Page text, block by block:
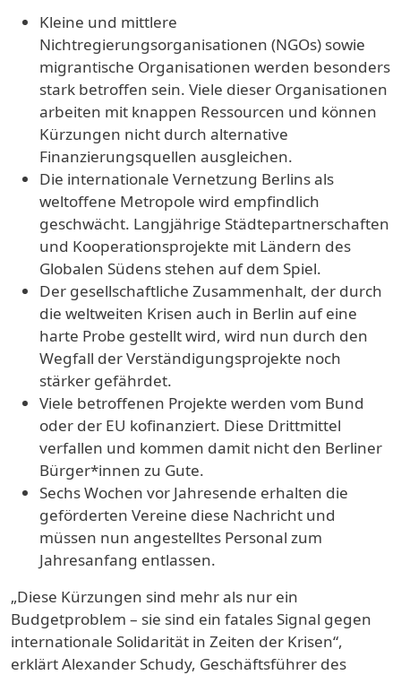
Kleine und mittlere
Nichtregierungsorganisationen (NGOs) sowie
migrantische Organisationen werden besonders
stark betroffen sein. Viele dieser Organisationen
arbeiten mit knappen Ressourcen und können
Kürzungen nicht durch alternative
Finanzierungsquellen ausgleichen.
Die internationale Vernetzung Berlins als
weltoffene Metropole wird empfindlich
geschwächt. Langjährige Städtepartnerschaften
und Kooperationsprojekte mit Ländern des
Globalen Südens stehen auf dem Spiel.
Der gesellschaftliche Zusammenhalt, der durch
die weltweiten Krisen auch in Berlin auf eine
harte Probe gestellt wird, wird nun durch den
Wegfall der Verständigungsprojekte noch
stärker gefährdet.
Viele betroffenen Projekte werden vom Bund
oder der EU kofinanziert. Diese Drittmittel
verfallen und kommen damit nicht den Berliner
Bürger*innen zu Gute.
Sechs Wochen vor Jahresende erhalten die
geförderten Vereine diese Nachricht und
müssen nun angestelltes Personal zum
Jahresanfang entlassen.
„Diese Kürzungen sind mehr als nur ein
Budgetproblem – sie sind ein fatales Signal gegen
internationale Solidarität in Zeiten der Krisen“,
erklärt Alexander Schudy, Geschäftsführer des